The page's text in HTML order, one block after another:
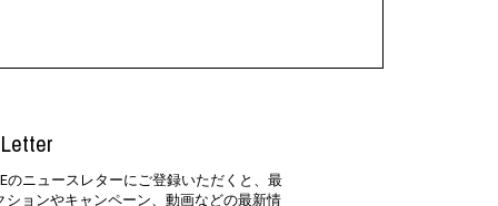
のニュースレターにご登録いただくと、最
ションやキャンペーン、動画などの最新情